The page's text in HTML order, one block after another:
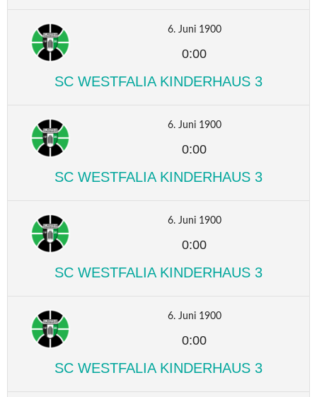
6. Juni 1900
0:00
SC WESTFALIA KINDERHAUS 3
6. Juni 1900
0:00
SC WESTFALIA KINDERHAUS 3
6. Juni 1900
0:00
SC WESTFALIA KINDERHAUS 3
6. Juni 1900
0:00
SC WESTFALIA KINDERHAUS 3